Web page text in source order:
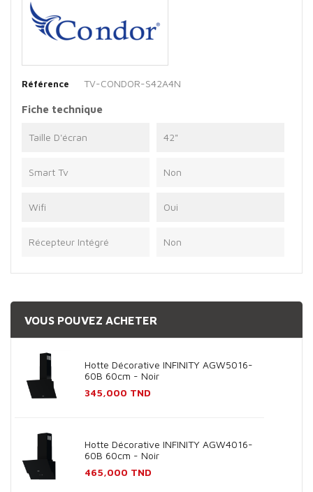
Référence TV-CONDOR-S42A4N
Fiche technique
Taille D'écran 42"
Smart Tv Non
Wifi Oui
Récepteur Intégré Non
VOUS POUVEZ ACHETER
Hotte Décorative INFINITY AGW5016-
60B 60cm - Noir
Prix
345,000 TND
Hotte Décorative INFINITY AGW4016-
60B 60cm - Noir
Prix
465,000 TND